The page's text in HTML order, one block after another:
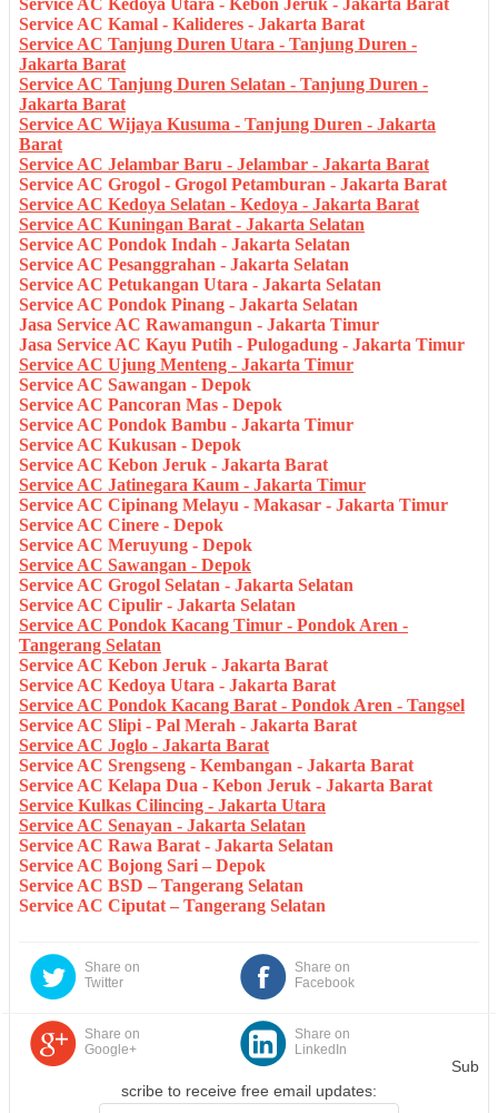
Service AC Kamal - Kalideres - Jakarta Barat
Service AC Tanjung Duren Utara - Tanjung Duren -
Jakarta Barat
Service AC Tanjung Duren Selatan - Tanjung Duren -
Jakarta Barat
Service AC Wijaya Kusuma - Tanjung Duren - Jakarta
Barat
Service AC Jelambar Baru - Jelambar - Jakarta Barat
Service AC Grogol - Grogol Petamburan - Jakarta Barat
Service AC Kedoya Selatan - Kedoya - Jakarta Barat
Service AC Kuningan Barat - Jakarta Selatan
Service AC Pondok Indah - Jakarta Selatan
Service AC Pesanggrahan - Jakarta Selatan
Service AC Petukangan Utara - Jakarta Selatan
Service AC Pondok Pinang - Jakarta Selatan
Jasa Service AC Rawamangun - Jakarta Timur
Jasa Service AC Kayu Putih - Pulogadung - Jakarta Timur
Service AC Ujung Menteng - Jakarta Timur
Service AC Sawangan - Depok
Service AC Pancoran Mas - Depok
Service AC Pondok Bambu - Jakarta Timur
Service AC Kukusan - Depok
Service AC Kebon Jeruk - Jakarta Barat
Service AC Jatinegara Kaum - Jakarta Timur
Service AC Cipinang Melayu - Makasar - Jakarta Timur
Service AC Cinere - Depok
Service AC Meruyung - Depok
Service AC Sawangan - Depok
Service AC Grogol Selatan - Jakarta Selatan
Service AC Cipulir - Jakarta Selatan
Service AC Pondok Kacang Timur - Pondok Aren -
Tangerang Selatan
Service AC Kebon Jeruk - Jakarta Barat
Service AC Kedoya Utara - Jakarta Barat
Service AC Pondok Kacang Barat - Pondok Aren - Tangsel
Service AC Slipi - Pal Merah - Jakarta Barat
Service AC Joglo - Jakarta Barat
Service AC Srengseng - Kembangan - Jakarta Barat
Service AC Kelapa Dua - Kebon Jeruk - Jakarta Barat
Service Kulkas Cilincing - Jakarta Utara
Service AC Senayan - Jakarta Selatan
Service AC Rawa Barat - Jakarta Selatan
Service AC Bojong Sari – Depok
Service AC BSD – Tangerang Selatan
Service AC Ciputat – Tangerang Selatan
Share on
Facebook
Share on
Twitter
Share on
Google+
Share on
LinkedIn
Sub
scribe to receive free email updates: